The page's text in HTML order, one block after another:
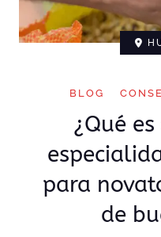
BLOG
¿Qué
para
de